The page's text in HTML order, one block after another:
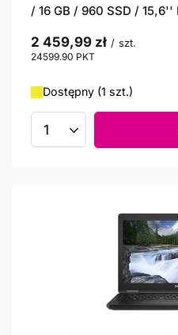
/ 16 GB / 960 SSD / 15,6''
2 459,99 zł / szt.
24599.90 PKT
Dostępny (1 szt.)
Ilość produktów